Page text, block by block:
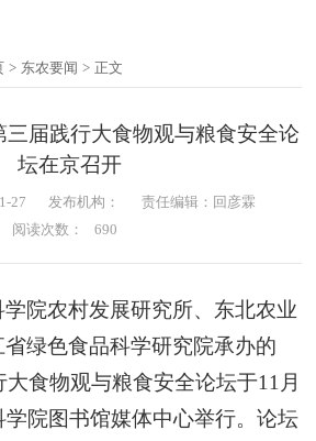
> 东农要闻 > 正文
届践行大食物观与粮食安全论
坛在京召开
27 发布机构：
责任编辑：回彦霖
阅读次数：
690
院农村发展研究所、东北农业
绿色食品科学研究院承办的
食物观与粮食安全论坛于11月
学院图书馆媒体中心举行。论坛